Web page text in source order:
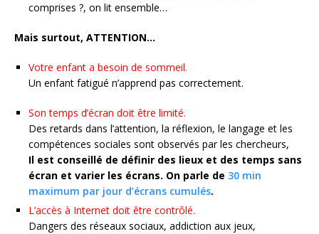
comprises ?, on lit ensemble…
Mais surtout, ATTENTION…
Votre enfant a besoin de sommeil.
Un enfant fatigué n’apprend pas correctement.
Son temps d’écran doit être limité.
Des retards dans l’attention, la réflexion, le langage et les
compétences sociales sont observés par les chercheurs,
Il est conseillé de définir des lieux et des temps sans
écran et varier les écrans. On parle de 30 min
maximum par jour d’écrans cumulés.
L’accès à Internet doit être contrôlé.
Dangers des réseaux sociaux, addiction aux jeux,